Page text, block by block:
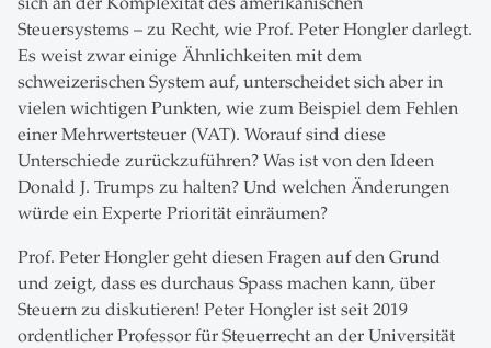
Steuersystems – zu Recht, wie Prof. Peter Hongler darlegt.
Es weist zwar einige Ähnlichkeiten mit dem
schweizerischen System auf, unterscheidet sich aber in
vielen wichtigen Punkten, wie zum Beispiel dem Fehlen
einer Mehrwertsteuer (VAT). Worauf sind diese
Unterschiede zurückzuführen? Was ist von den Ideen
Donald J. Trumps zu halten? Und welchen Änderungen
würde ein Experte Priorität einräumen?
Prof. Peter Hongler geht diesen Fragen auf den Grund
und zeigt, dass es durchaus Spass machen kann, über
Steuern zu diskutieren! Peter Hongler ist seit 2019
ordentlicher Professor für Steuerrecht an der Universität